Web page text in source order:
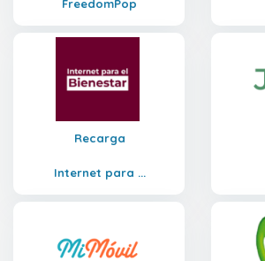
FreedomPop
Recarga
Internet para ...